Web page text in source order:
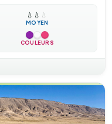
💧 💧 💧
MOYEN
COULEURS